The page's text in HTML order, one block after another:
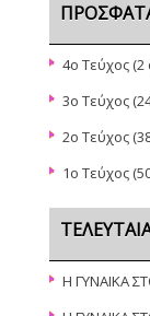
4o Τεύχος (2
3ο Τεύχος
2ο Τεύχος
1o Τεύχος
Η ΓΥΝΑΙΚΑ